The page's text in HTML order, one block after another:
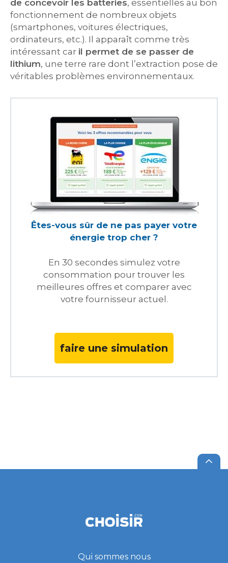
de concevoir les batteries, essentielles au bon
fonctionnement de nombreux objets
(smartphones, voitures électriques,
ordinateurs, etc.). Il apparaît comme très
intéressant car il permet de se passer de
lithium, une terre rare dont l’extraction pose de
véritables problèmes environnementaux.
Êtes-vous sûr de ne pas payer votre
énergie trop cher ?
En 30 secondes simulez votre
consommation pour trouver les
meilleures offres et comparer avec
votre fournisseur actuel.
faire une simulation
Qui sommes nous